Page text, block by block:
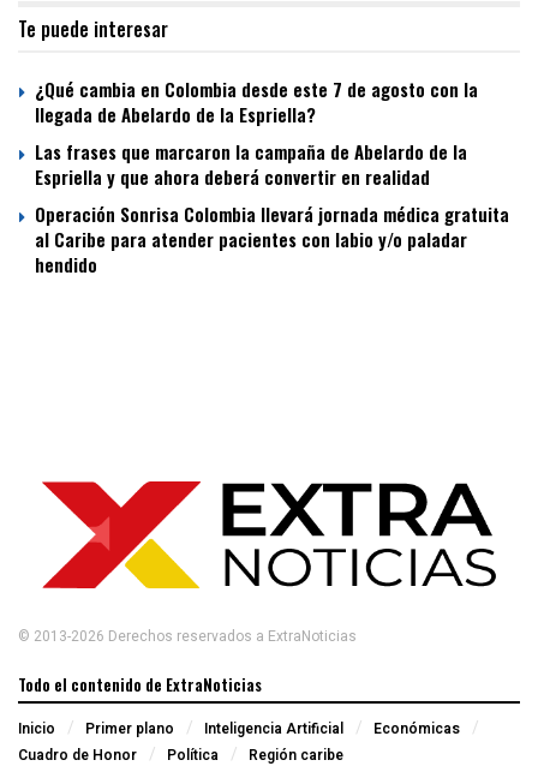
Te puede interesar
¿Qué cambia en Colombia desde este 7 de agosto con la
llegada de Abelardo de la Espriella?
Las frases que marcaron la campaña de Abelardo de la
Espriella y que ahora deberá convertir en realidad
Operación Sonrisa Colombia llevará jornada médica gratuita
al Caribe para atender pacientes con labio y/o paladar
hendido
© 2013-2026 Derechos reservados a ExtraNoticias
Todo el contenido de ExtraNoticias
Inicio Primer plano Inteligencia Artificial
Económicas
Cuadro de Honor
Política Región caribe